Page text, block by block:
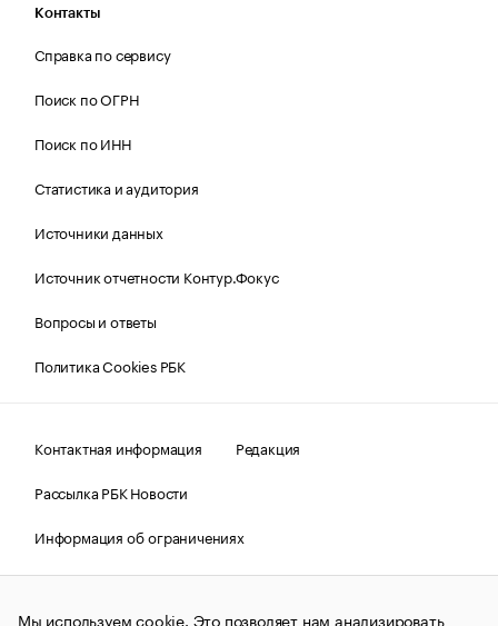
Контакты
Справка по сервису
Поиск по ОГРН
Поиск по ИНН
Статистика и аудитория
Источники данных
Источник отчетности Контур.Фокус
Вопросы и ответы
Политика Cookies РБК
Контактная информация
Редакция
Рассылка РБК Новости
Информация об ограничениях
Правовая информация
О соблюдении авторских прав
Мы используем cookie. Это позволяет нам анализировать